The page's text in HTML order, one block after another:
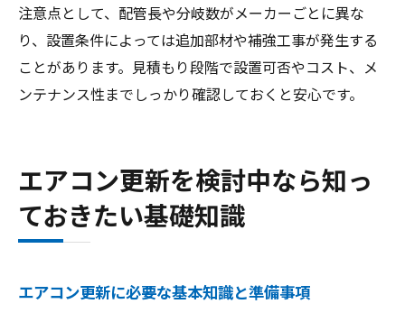
注意点として、配管長や分岐数がメーカーごとに異な
り、設置条件によっては追加部材や補強工事が発生する
ことがあります。見積もり段階で設置可否やコスト、メ
ンテナンス性までしっかり確認しておくと安心です。
エアコン更新を検討中なら知っ
ておきたい基礎知識
エアコン更新に必要な基本知識と準備事項